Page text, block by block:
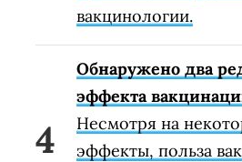
вакцинологии.
Обнаружено два
эффекта
Несмотря на
эффекты, польза